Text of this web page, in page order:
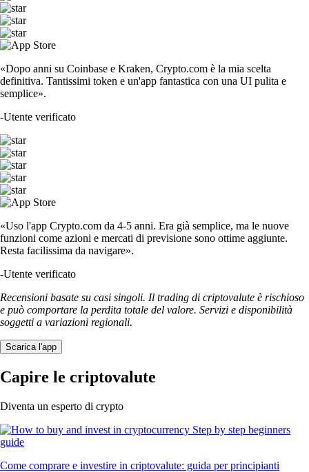
«Dopo anni su Coinbase e Kraken, Crypto.com è la mia scelta
definitiva. Tantissimi token e un'app fantastica con una UI pulita e
semplice».
-Utente verificato
«Uso l'app Crypto.com da 4-5 anni. Era già semplice, ma le nuove
funzioni come azioni e mercati di previsione sono ottime aggiunte.
Resta facilissima da navigare».
-Utente verificato
Recensioni basate su casi singoli. Il trading di criptovalute è rischioso
e può comportare la perdita totale del valore. Servizi e disponibilità
soggetti a variazioni regionali.
Scarica l'app
Capire le criptovalute
Diventa un esperto di crypto
Come comprare e investire in criptovalute: guida per principianti